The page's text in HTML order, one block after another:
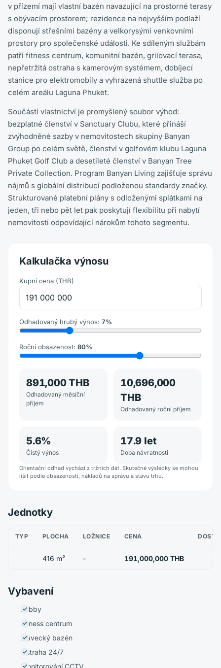
v přízemí mají vlastní bazén navazující na prostorné terasy
s obývacím prostorem; rezidence na nejvyšším podlaží
disponují střešními bazény a velkorysými venkovními
prostory pro společenské události. Ke sdíleným službám
patří fitness centrum, komunitní bazén, grilovací terasa,
nepřetržitá ostraha s kamerovým systémem, dobíjecí
stanice pro elektromobily a vyhrazená shuttle služba po
celém areálu Laguna Phuket.
Součástí vlastnictví je promyšlený soubor výhod:
bezplatné členství v Sanctuary Clubu, které přináší
zvýhodněné sazby v nemovitostech skupiny Banyan
Group po celém světě, členství v golfovém klubu Laguna
Phuket Golf Club a desetileté členství v Banyan Tree
Private Collection. Program Banyan Living zajišťuje správu
nájmů s globální distribucí podloženou standardy značky.
Strukturované platební plány s odloženými splátkami na
jeden, tři nebo pět let pak poskytují flexibilitu při nabytí
nemovitosti odpovídající nárokům tohoto segmentu.
Kalkulačka výnosu
Kupní cena (THB)
Odhadovaný hrubý výnos: 7%
Roční obsazenost: 80%
891,000 THB
Odhadovaný měsíční
příjem
10,696,000
THB
Odhadovaný roční příjem
5.6%
Čistý výnos
17.9 let
Doba návratnosti
Orientační odhad vychází z tržních dat. Skutečné výsledky se mohou
lišit podle obsazenosti, nákladů na správu a stavu trhu.
Jednotky
TYP PLOCHA LOŽNICE CENA
416 m² - 191,000,000 THB
Vybavení
Lobby
Fitness centrum
Plavecký bazén
Ostraha 24/7